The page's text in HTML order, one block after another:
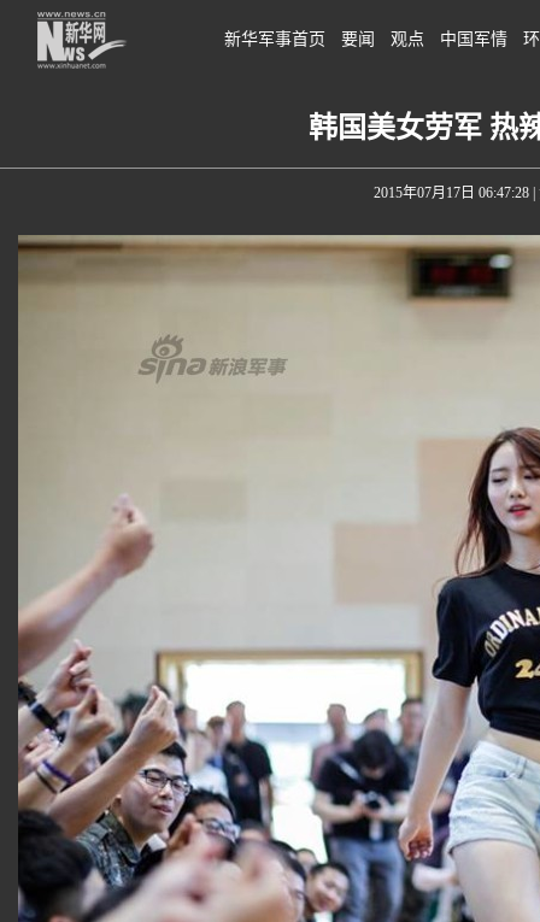
新华军事首页 要闻 观点 中国军情
韩国美女劳军 热
2015年07月17日 06:47:28|